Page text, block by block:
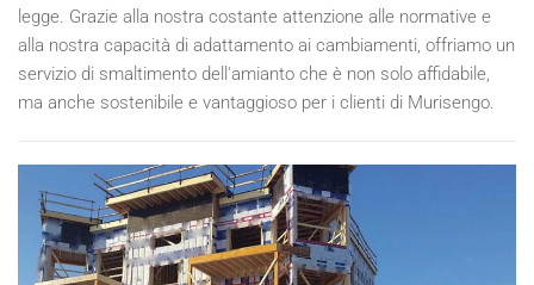
legge. Grazie alla nostra costante attenzione alle normative e
alla nostra capacità di adattamento ai cambiamenti, offriamo un
servizio di smaltimento dell'amianto che è non solo affidabile,
ma anche sostenibile e vantaggioso per i clienti di Murisengo.